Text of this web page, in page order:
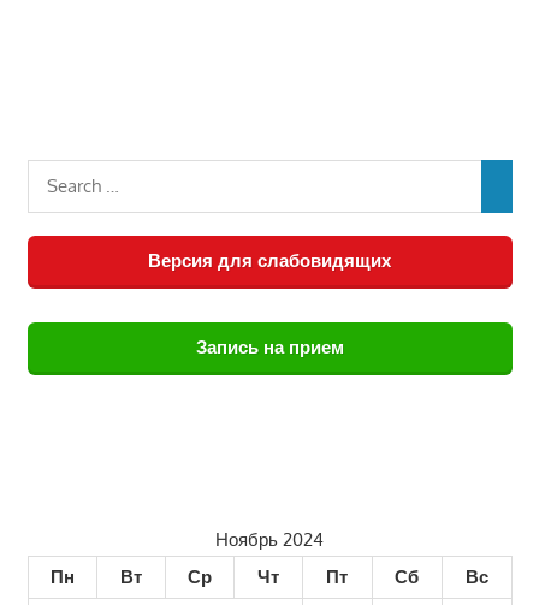
Версия для слабовидящих
Запись на прием
Ноябрь 2024
Пн Вт Ср Чт Пт Сб Вс